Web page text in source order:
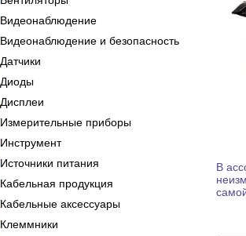
Видеонаблюдение
Видеонаблюдение и безопасность
Датчики
Диоды
Дисплеи
Измерительные приборы
Инструмент
Источники питания
Кабельная продукция
Кабельные аксессуары
Клеммники
В